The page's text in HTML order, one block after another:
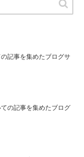
の記事を集めたブログ
記事を集めたブログサ
の記事を集めたブログ